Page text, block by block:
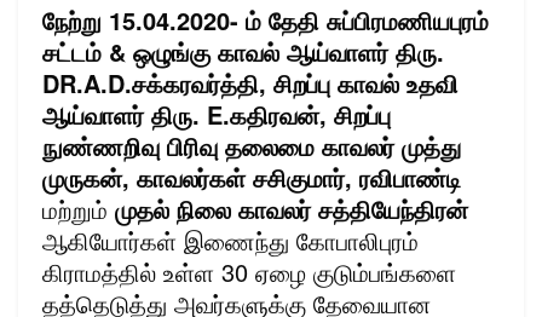
நேற்று 15.04.2020- ம் தேதி சுப்பிரமணியபுரம்
சட்டம் & ஒழுங்கு காவல் ஆய்வாளர் திரு.
DR.A.D.சக்கரவர்த்தி, சிறப்பு காவல் உதவி
ஆய்வாளர் திரு. E.கதிரவன், சிறப்பு
நுண்ணறிவு பிரிவு தலைமை காவலர் முத்து
முருகன், காவலர்கள் சசிகுமார், ரவிபாண்டி
மற்றும் முதல் நிலை காவலர் சத்தியேந்திரன்
ஆகியோர்கள் இணைந்து கோபாலிபுரம்
கிராமத்தில் உள்ள 30 ஏழை குடும்பங்களை
தத்தெடுத்து அவர்களுக்கு தேவையான